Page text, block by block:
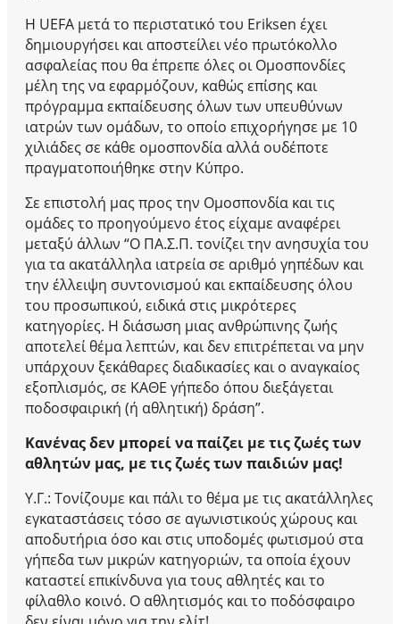
Η UEFA μετά το περιστατικό του Eriksen έχει
δημιουργήσει και αποστείλει νέο πρωτόκολλο
ασφαλείας που θα έπρεπε όλες οι Ομοσπονδίες
μέλη της να εφαρμόζουν, καθώς επίσης και
πρόγραμμα εκπαίδευσης όλων των υπευθύνων
ιατρών των ομάδων, το οποίο επιχορήγησε με 10
χιλιάδες σε κάθε ομοσπονδία αλλά ουδέποτε
πραγματοποιήθηκε στην Κύπρο.
Σε επιστολή μας προς την Ομοσπονδία και τις
ομάδες το προηγούμενο έτος είχαμε αναφέρει
μεταξύ άλλων “Ο ΠΑ.Σ.Π. τονίζει την ανησυχία του
για τα ακατάλληλα ιατρεία σε αριθμό γηπέδων και
την έλλειψη συντονισμού και εκπαίδευσης όλου
του προσωπικού, ειδικά στις μικρότερες
κατηγορίες. Η διάσωση μιας ανθρώπινης ζωής
αποτελεί θέμα λεπτών, και δεν επιτρέπεται να μην
υπάρχουν ξεκάθαρες διαδικασίες και ο αναγκαίος
εξοπλισμός, σε ΚΑΘΕ γήπεδο όπου διεξάγεται
ποδοσφαιρική (ή αθλητική) δράση”.
Κανένας δεν μπορεί να παίζει με τις ζωές των
αθλητών μας, με τις ζωές των παιδιών μας!
Υ.Γ.: Τονίζουμε και πάλι το θέμα με τις ακατάλληλες
εγκαταστάσεις τόσο σε αγωνιστικούς χώρους και
αποδυτήρια όσο και στις υποδομές φωτισμού στα
γήπεδα των μικρών κατηγοριών, τα οποία έχουν
καταστεί επικίνδυνα για τους αθλητές και το
φίλαθλο κοινό. Ο αθλητισμός και το ποδόσφαιρο